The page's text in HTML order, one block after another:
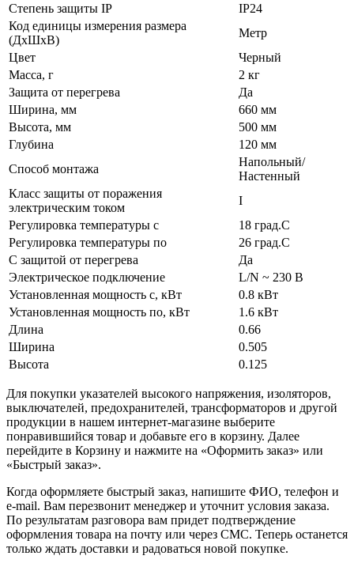
Степень защиты IP
IP24
Код единицы измерения размера
(ДхШхВ)
Метр
Цвет
Черный
Масса, г
2 кг
Защита от перегрева
Да
Ширина, мм
660 мм
Высота, мм
500 мм
Глубина
120 мм
Способ монтажа
Напольный/
Настенный
Класс защиты от поражения
электрическим током
I
Регулировка температуры с
18 град.C
Регулировка температуры по
26 град.C
С защитой от перегрева
Да
Электрическое подключение
L/N ~ 230 В
Установленная мощность с, кВт
0.8 кВт
Установленная мощность по, кВт
1.6 кВт
Длина
0.66
Ширина
0.505
Высота
0.125
Для покупки указателей высокого напряжения, изоляторов,
выключателей, предохранителей, трансформаторов и другой
продукции в нашем интернет-магазине выберите
понравившийся товар и добавьте его в корзину. Далее
перейдите в Корзину и нажмите на «Оформить заказ» или
«Быстрый заказ».
Когда оформляете быстрый заказ, напишите ФИО, телефон и
e-mail. Вам перезвонит менеджер и уточнит условия заказа.
По результатам разговора вам придет подтверждение
оформления товара на почту или через СМС. Теперь останется
только ждать доставки и радоваться новой покупке.